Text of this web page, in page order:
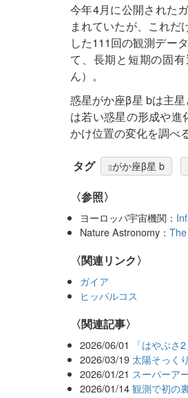
今年4月に公開された
まれていたが、これ
した111回の観測デー
て、長期と短期の固
ん）。
惑星がか座β星 bは主
は若い惑星の形成や
かけ位置の変化を調べ
タグ がか座β星 b
〈参照〉
ヨーロッパ宇宙機関：
Nature Astronomy：
〈関連リンク〉
ガイア
ヒッパルコス
関連記事
2026/06/01
「はやぶ
2026/03/19 太陽そっく
2026/01/21 スーパーア
2026/01/14 観測で初の